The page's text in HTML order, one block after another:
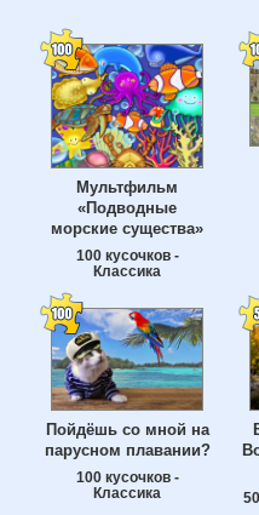
Мультфильм
«Подводные
морские существа»
100 кусочков -
Классика
Пойдёшь со мной на
парусном плавании?
100 кусочков -
Классика